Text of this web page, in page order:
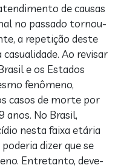
de causas
no passado tornou-
a repetição deste
Ao revisar
e os Estados
fenômeno,
casos de morte por
anos. No Brasil,
nesta faixa etária
dizer que se
Entretanto, deve-